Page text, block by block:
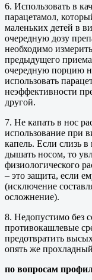
6. Использовать в
парацетамол,
маленьких детей в
очередную дозу
необходимо
предыдущего
очередную порцию
использовать
неэффективности
другой.
7. Не капать в нос
использование при
капель. Если слизь
дышать носом, то
физиологического
– это защита, если
(исключение
осложнение).
8. Недопустимо без
противокашлевые
предотвратить
опять же
по вопросам